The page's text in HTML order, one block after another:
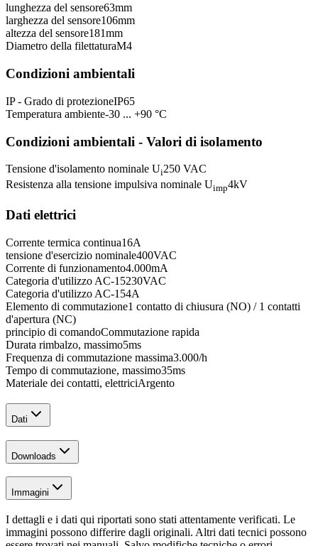
lunghezza del sensore63mm
larghezza del sensore106mm
altezza del sensore181mm
Diametro della filettaturaM4
Condizioni ambientali
IP - Grado di protezioneIP65
Temperatura ambiente-30 ... +90 °C
Condizioni ambientali - Valori di isolamento
Tensione d'isolamento nominale Ui250 VAC
Resistenza alla tensione impulsiva nominale Uimp4kV
Dati elettrici
Corrente termica continua16A
tensione d'esercizio nominale400VAC
Corrente di funzionamento4.000mA
Categoria d'utilizzo AC-15230VAC
Categoria d'utilizzo AC-154A
Elemento di commutazione1 contatto di chiusura (NO) / 1 contatti
d'apertura (NC)
principio di comandoCommutazione rapida
Durata rimbalzo, massimo5ms
Frequenza di commutazione massima3.000/h
Tempo di commutazione, massimo35ms
Materiale dei contatti, elettriciArgento
Dati
Downloads
Immagini
I dettagli e i dati qui riportati sono stati attentamente verificati. Le
immagini possono differire dagli originali. Altri dati tecnici possono